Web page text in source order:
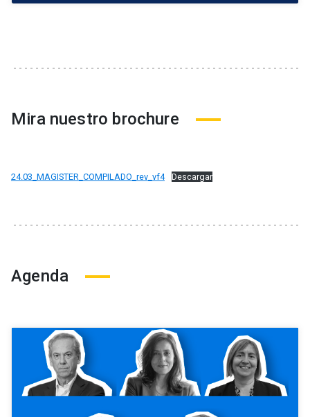
Mira nuestro brochure
24.03_MAGISTER_COMPILADO_rev_vf4 Descargar
Agenda